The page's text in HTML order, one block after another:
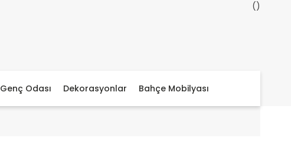
Genç Odası Dekorasyonlar Bahçe Mobilyası